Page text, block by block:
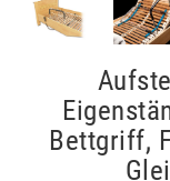
Bettgriff,